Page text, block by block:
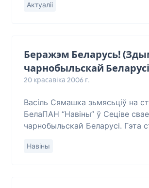
галоўнае. Цытуем пэрса з такім
Актуаліі
Беражэм Беларусь!
чарнобыльскай
20 красавіка 2006 г.
Васіль Сямашка зьмясьціў на
БелаПАН “Навіны” ў Сеціве
чарнобыльскай Беларусі. Гэта
Бацькаўшчыны, ад якіх
Навіны